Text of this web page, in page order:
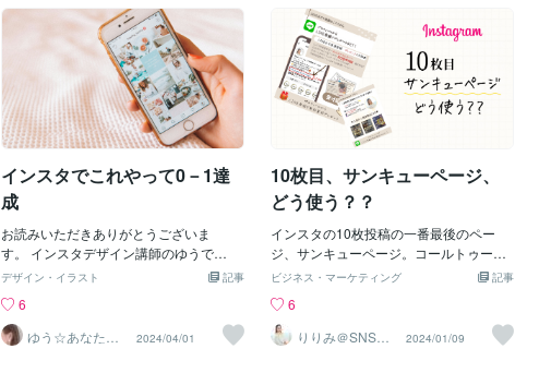
のように言葉のトーンがバラバラだと、
読んでいる人が違和感を覚えてしまい、
親しみを感じにくくなります。解決策一
貫した言葉のトーンを決める！→ 「カジ
ュアル寄り」or「フォーマル寄り」な
ど、自分のブランドやターゲットに合っ
た語尾を決めましょう【世界観を統一す
ると、制作時間も短縮できる！】実は、
世界観を統一するメリットはフォロワ
ただき、2023年はpremierepro,capcut,C
ANVAでの動画も取り入れております。
短編であれば、お受けしております。
（リピーター様にはなるべくたくさんの
ご期待に添えたいと考えております。）
現在はライティングも受け付けており、
ご好評です！キャッチコピー・投稿文章
なだけ、世界観は崩れてしまう。自分の
デザインに合ったテンプレではないか
ら。""""""""""２・文字入れで悩む。。。テ
ンプレは文字が収まりきらないことが多
いです。文字は可能な限り短くして、無
駄を省くことが大事です。文字が入らな
くて、長いと、構図が崩れてい
く。""""""""""３・同じデザインで続けられ
ない。これは１と似ていますが、１回、
Canvaテンプレ使ったら、同じデザイナ
ーさんのテンプレートで、今後も使い続
けないと、世界観は崩れていきま
す。""""""""""""自分では同じイメージで探
したテンプレートも雰囲気が変わること
があり、ブランディングに違和感を感じ
ることがあるのです。解決策として
は、・オリジナルで作る・自分で手を加
えて、統一感を出す（そのまま使わな
け素晴らしい商品であっても、見た目が
残念だとみてもらうことは難しい。。デ
ザインを整えてあなたのサービスを必要
としてくれている人に繋げていきましょ
う。「デザイン、大事！！」と感じてい
る方は、あとは行動に移すだけです。
１・自分で動かしてみるCanvaなどを使
う自分で作成することで、デザイン力、
磨かれます。２・外注するデザインが苦
手でも、プロに頼る一つの手です。 外注
することで、伝わるデザインが期待でき
ます。 時間と労力を節約しながら、質の
高いデザインで商品価値をしっかり伝え
ではないのです。商品の価値を引き寄せ
ますSNSデザイナー藤川莉里美
インスタでこれやって0－1達
成
お読みいただきありがとうございま
す。 インスタデザイン講師のゆうで
す。 あなたが ・インスタで集客した
思っているなら インスタのアカウントに
世界観を作ることは とっても大事で
す。 なぜなら、世界観を作らずになんと
記事
デザイン・イラスト
6
ゆう☆あなたの
夢をデザインで
2024/04/01
10枚目、サンキューページ、
どう使う？？
インスタの10枚投稿の一番最後のペー
ジ、サンキューページ。コールトゥーア
クション（CTA）とも言います。インス
行動して欲しいか？それを載せているの
が10枚目のサンキューページになりま
す。・LINEに登録して欲しい・メール登
記事
ビジネス・マーケティング
6
りりみ＠SNSイ
ンスタ運用
2024/01/09